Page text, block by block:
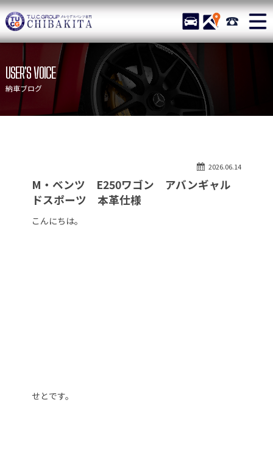
TUCグループ メルセデスベ
STOCK ACCESS 043-
ニュース
在庫リスト
目玉車両一覧
店舗紹介
保証＆サービス
アクセスマップ
自動車保険
TUCとは？
納車blog
USER'S VOICE
納車ブログ
2026.06.14
M・ベンツ E250ワゴン アバンギャル
ドスポーツ 本革仕様
こんにちは。
せとです。